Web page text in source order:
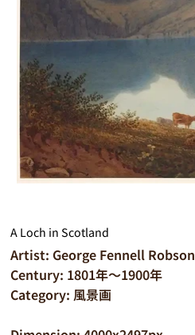
A Loch in Scotland
Artist: George Fennell Robson
Century: 1801年～1900年
Category: 風景画